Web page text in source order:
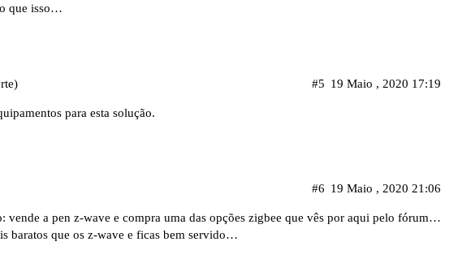
que isso…
19 Maio , 2020 17:19
#5
para esta solução.
19 Maio , 2020 21:06
#6
vende a pen z-wave e compra uma das opções zigbee que vês por aqui pelo fórum…
baratos que os z-wave e ficas bem servido…